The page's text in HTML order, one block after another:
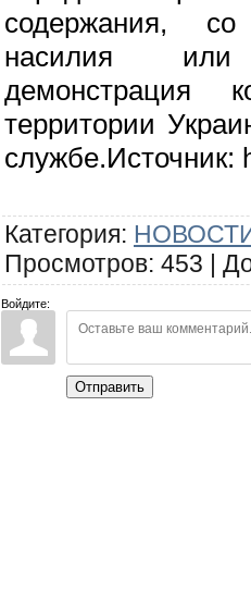
содержания,
насилия
демонстрация
территории
службе.Источник:
Категория:
Просмотров: 453 |
Войдите:
Отправить